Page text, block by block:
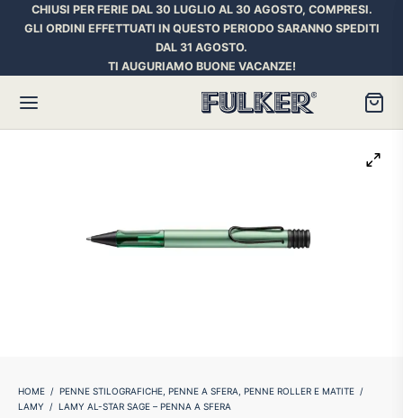
CHIUSI PER FERIE DAL 30 LUGLIO AL 30 AGOSTO, COMPRESI.
GLI ORDINI EFFETTUATI IN QUESTO PERIODO SARANNO SPEDITI
DAL 31 AGOSTO.
TI AUGURIAMO BUONE VACANZE!
HOME / PENNE STILOGRAFICHE, PENNE A SFERA, PENNE ROLLER E MATITE /
LAMY
/ LAMY AL-STAR SAGE – PENNA A SFERA
SPACE PEN
E INCHIOSTRI
Penne Roller